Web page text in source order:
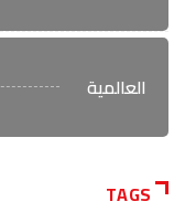
العالمية
TAGS